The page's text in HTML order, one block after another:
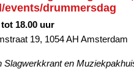
drummersdag
18.00 uur
19, 1054 AH Amsterdam
en